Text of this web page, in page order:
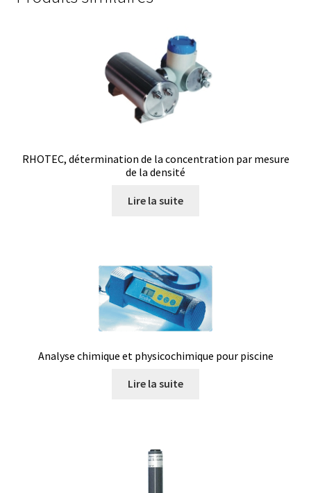
Lecteur de microplaque
Logiciel PhytoNet pour chambres climatiques
RHOTEC, détermination de la concentration par mesure
de la densité
Lire la suite
Analyse chimique et physicochimique pour piscine
Lire la suite